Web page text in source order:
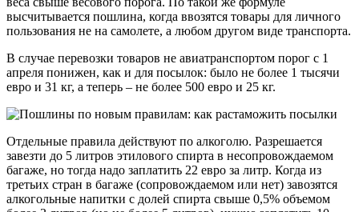
высчитывается пошлина, когда ввозятся товары для личного
пользования не на самолете, а любом другом виде транспорта.
В случае перевозки товаров не авиатранспортом порог с 1
апреля понижен, как и для посылок: было не более 1 тысячи
евро и 31 кг, а теперь – не более 500 евро и 25 кг.
Отдельные правила действуют по алкоголю. Разрешается
завезти до 5 литров этилового спирта в несопровождаемом
багаже, но тогда надо заплатить 22 евро за литр. Когда из
третьих стран в багаже (сопровождаемом или нет) завозятся
алкогольные напитки с долей спирта свыше 0,5% объемом